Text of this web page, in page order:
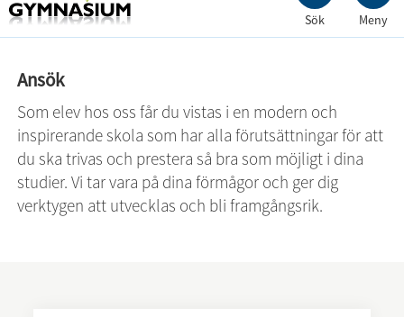
Sök Meny
Ansök
Som elev hos oss får du vistas i en modern och
inspirerande skola som har alla förutsättningar för att
du ska trivas och prestera så bra som möjligt i dina
studier. Vi tar vara på dina förmågor och ger dig
verktygen att utvecklas och bli framgångsrik.